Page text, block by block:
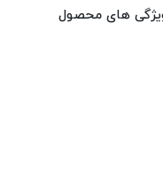
های محصول